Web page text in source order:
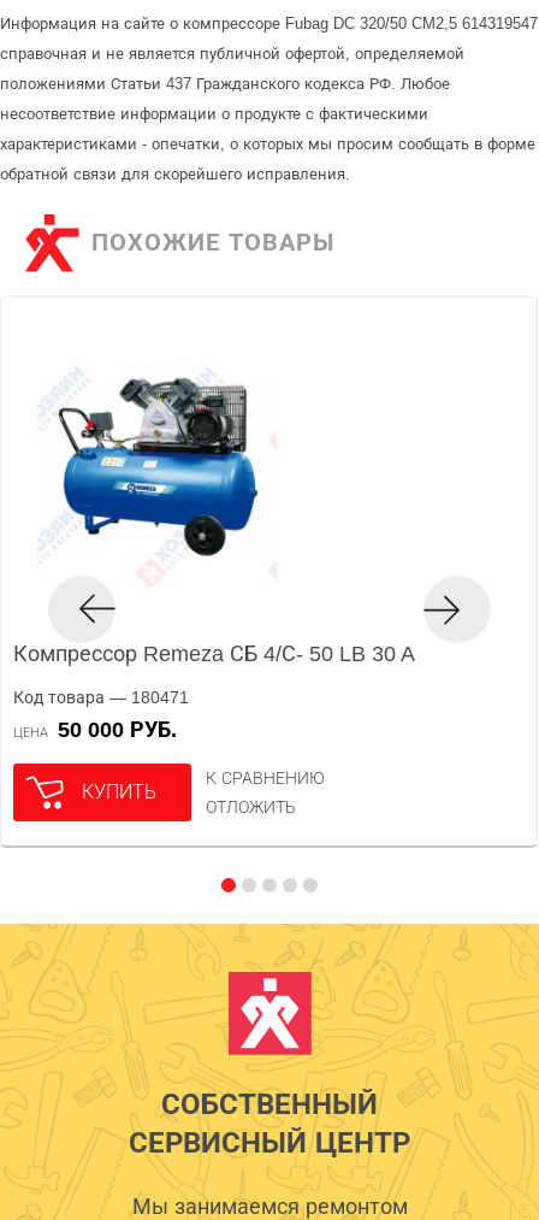
Информация на сайте о компрессоре Fubag DC 320/50 CM2,5 614319547
справочная и не является публичной офертой, определяемой
положениями Статьи 437 Гражданского кодекса РФ. Любое
несоответствие информации о продукте с фактическими
характеристиками - опечатки, о которых мы просим сообщать в форме
обратной связи для скорейшего исправления.
ПОХОЖИЕ ТОВАРЫ
Компрессор Remeza СБ 4/С- 50 LB 30 A
Код товара — 180471
ЦЕНА 50 000 РУБ.
КУПИТЬ
К СРАВНЕНИЮ
ОТЛОЖИТЬ
СОБСТВЕННЫЙ
СЕРВИСНЫЙ ЦЕНТР
Мы занимаемся ремонтом